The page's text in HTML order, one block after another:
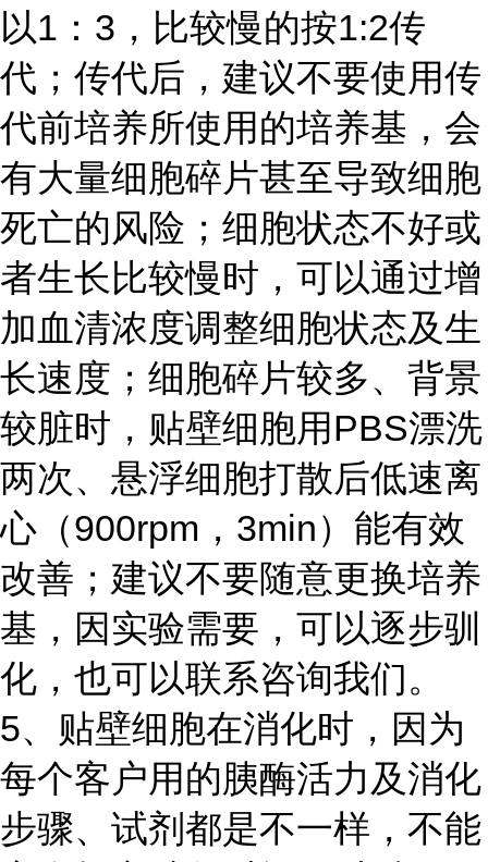
以1：3，比较慢的按1:2传
代；传代后，建议不要使用传
代前培养所使用的培养基，会
有大量细胞碎片甚至导致细胞
死亡的风险；细胞状态不好或
者生长比较慢时，可以通过增
加血清浓度调整细胞状态及生
长速度；细胞碎片较多、背景
较脏时，贴壁细胞用PBS漂洗
两次、悬浮细胞打散后低速离
心（900rpm，3min）能有效
改善；建议不要随意更换培养
基，因实验需要，可以逐步驯
化，也可以联系咨询我们。
5、贴壁细胞在消化时，因为
每个客户用的胰酶活力及消化
步骤、试剂都是不一样，不能